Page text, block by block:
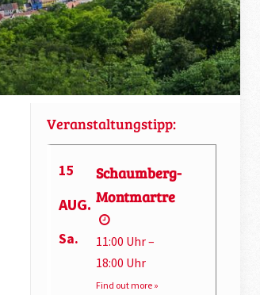
Veranstaltungstipp:
15
AUG.
Sa.
Schaumberg-
Montmartre
11:00 Uhr –
18:00 Uhr
Find out more »